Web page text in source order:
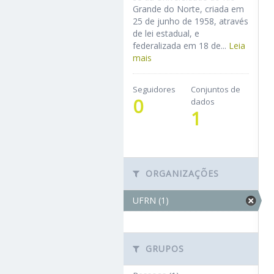
Grande do Norte, criada em
25 de junho de 1958, através
de lei estadual, e
federalizada em 18 de... Leia
mais
Seguidores
0
Conjuntos de
dados
1
ORGANIZAÇÕES
UFRN (1)
GRUPOS